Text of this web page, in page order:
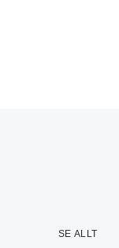
SE ALLT